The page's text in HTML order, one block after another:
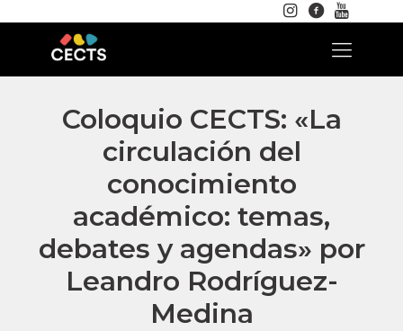
Coloquio CECTS: «La
circulación del
conocimiento
académico: temas,
debates y agendas» por
Leandro Rodríguez-
Medina